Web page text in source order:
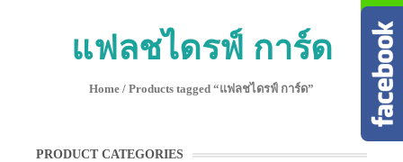
แฟลชไดรฟ์ การ์ด
Home / Products tagged “แฟลชไดรฟ์ การ์ด”
PRODUCT CATEGORIES